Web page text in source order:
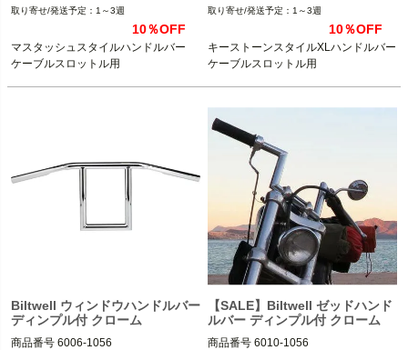
1～3週
10％OFF
マスタッシュスタイルハンドルバー
ケーブルスロットル用
1～3週
10％OFF
キーストーンスタイルXLハンドルバー
ケーブルスロットル用
Biltwell ウィンドウハンドルバー
ディンプル付 クローム
商品番号 6006-1056
【SALE】Biltwell ゼッドハンド
ルバー ディンプル付 クローム
商品番号 6010-1056